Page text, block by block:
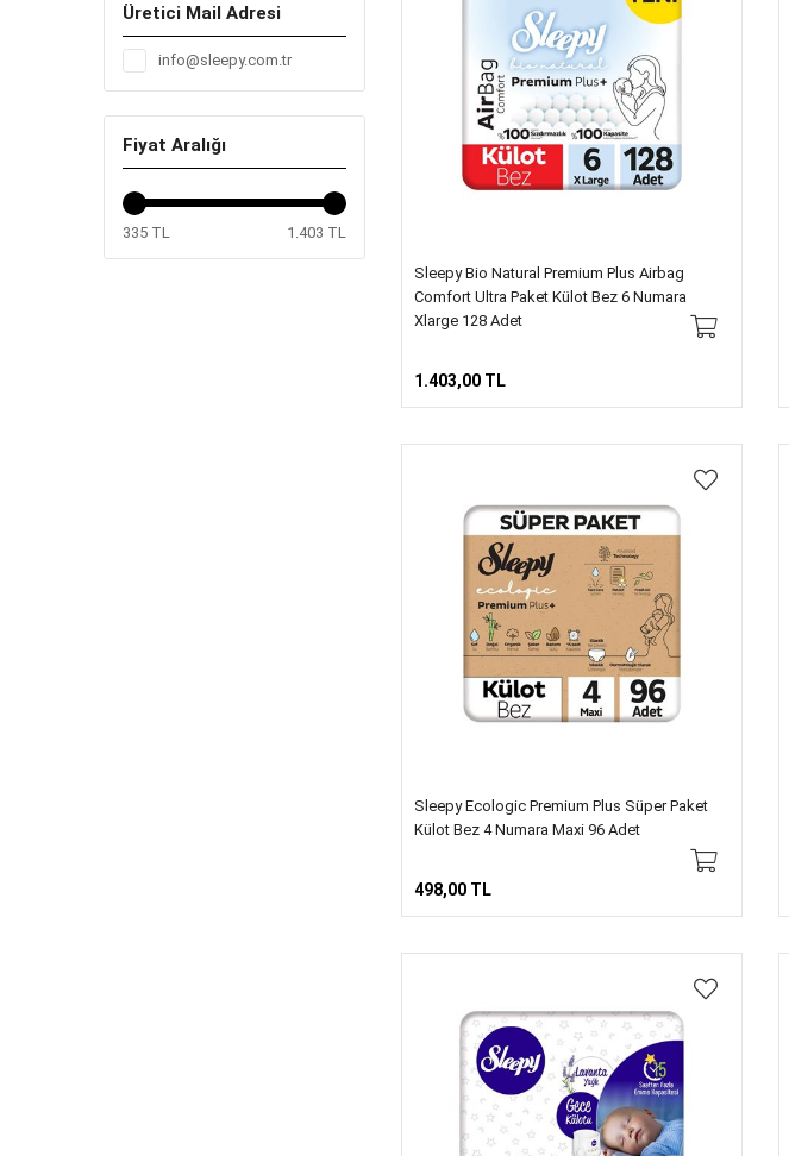
Üretici Mail Adresi
info@sleepy.com.tr
Fiyat Aralığı
335 TL 1.403 TL
Sleepy Bio Natural Premium Plus Airbag
Comfort Ultra Paket Külot Bez 6 Numara
Xlarge 128 Adet
1.403,00 TL
Sleepy Ecologic Premium Plus Süper Paket
Külot Bez 4 Numara Maxi 96 Adet
498,00 TL